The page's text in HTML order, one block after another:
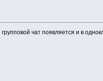
чат появляется и в